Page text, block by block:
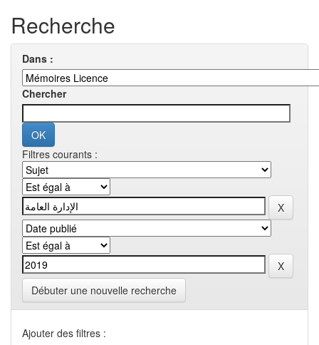
Recherche
Dans :
Chercher
Filtres courants :
Débuter une nouvelle recherche
Ajouter des filtres :